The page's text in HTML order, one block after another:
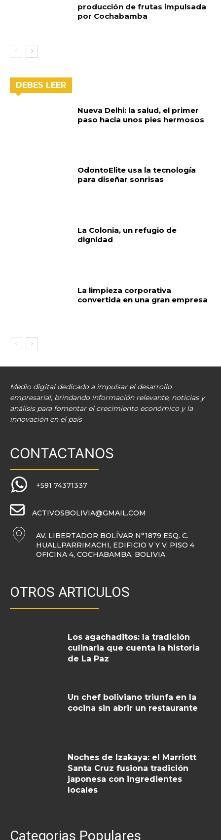
producción de frutas impulsada
por Cochabamba
DEBES LEER
Nueva Delhi: la salud, el primer
paso hacia unos pies hermosos
OdontoElite usa la tecnología
para diseñar sonrisas
La Colonia, un refugio de
dignidad
La limpieza corporativa
convertida en una gran empresa
Medio digital dedicado a impulsar el desarrollo
empresarial, brindando información relevante, noticias y
análisis para fomentar el crecimiento económico y la
innovación en el país
CONTACTANOS
+591 74371337
ACTIVOSBOLIVIA@GMAIL.COM
AV. LIBERTADOR BOLÍVAR N°1879 ESQ. C.
HUALLPARRIMACHI, EDIFICIO V Y V, PISO 4
OFICINA 4, COCHABAMBA, BOLIVIA
OTROS ARTICULOS
Los agachaditos: la tradición
culinaria que cuenta la historia
de La Paz
Un chef boliviano triunfa en la
cocina sin abrir un restaurante
Noches de Izakaya: el Marriott
Santa Cruz fusiona tradición
japonesa con ingredientes
locales
Categorias Populares